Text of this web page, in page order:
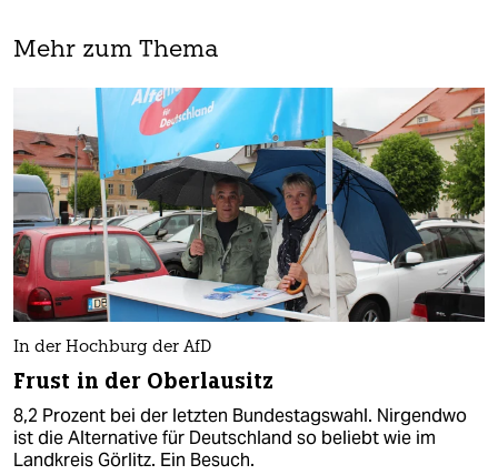
Mehr zum Thema
In der Hochburg der AfD
Frust in der Oberlausitz
8,2 Prozent bei der letzten Bundestagswahl. Nirgendwo
ist die Alternative für Deutschland so beliebt wie im
Landkreis Görlitz. Ein Besuch.